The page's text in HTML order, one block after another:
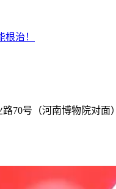
治！
70号（河南博物院对面）